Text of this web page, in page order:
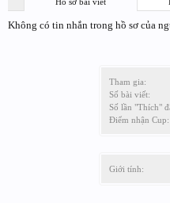
Tham gia:
Số bài viết:
Số lần "Thích"
Điểm nhận Cup:
Giới tính:
Không có tin nhắn trong hồ sơ của